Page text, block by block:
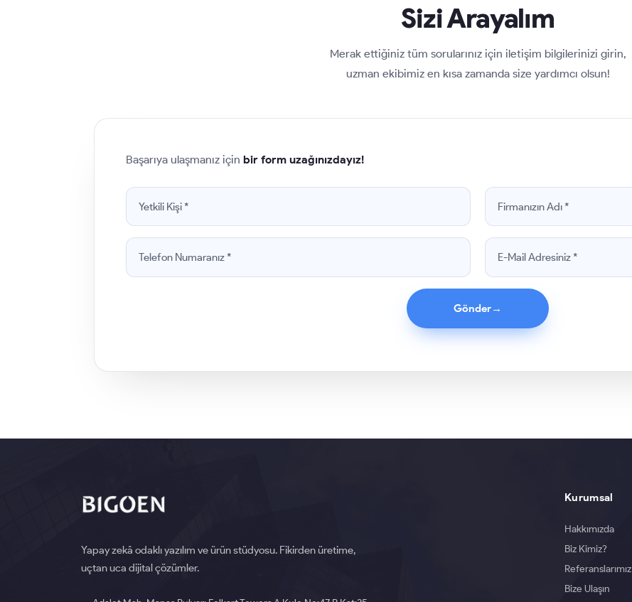
Sizi Arayalım
Merak ettiğiniz tüm sorularınız için iletişim bilgilerinizi girin,
uzman ekibimiz en kısa zamanda size yardımcı olsun!
Başarıya ulaşmanız için bir form uzağınızdayız!
Gönder→
Yapay zekâ odaklı yazılım ve ürün stüdyosu. Fikirden üretime,
uçtan uca dijital çözümler.
Kurumsal
Hakkımızda
Biz Kimiz?
Referanslarımız
Bize Ulaşın